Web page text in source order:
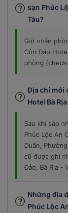
sạn Phúc
Tàu?
Giờ nhận
Côn Đảo
phòng
Địa chỉ mới
Hotel Bà
Sau khi sáp
Phúc Lộc An
Duẩn,
cũ được ghi
Đảo, Bà Rịa -
Những địa
Phúc Lộc